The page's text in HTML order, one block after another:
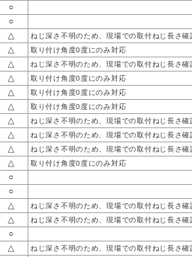
○
○
△
ねじ深さ不明のため、現場での取付ねじ長さ
△
取り付け角度0度にのみ対応
△
ねじ深さ不明のため、現場での取付ねじ長さ
△
取り付け角度0度にのみ対応
△
取り付け角度0度にのみ対応
△
取り付け角度0度にのみ対応
△
ねじ深さ不明のため、現場での取付ねじ長さ
△
ねじ深さ不明のため、現場での取付ねじ長さ確
△
ねじ深さ不明のため、現場での取付ねじ長さ
△
取り付け角度0度にのみ対応
○
○
△
ねじ深さ不明のため、現場での取付ねじ長さ
△
ねじ深さ不明のため、現場での取付ねじ長さ
○
△
ねじ深さ不明のため、現場での取付ねじ長さ確